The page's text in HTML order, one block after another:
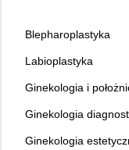
Blepharoplastyka
Labioplastyka
Ginekologia i
Ginekologia
Ginekologia